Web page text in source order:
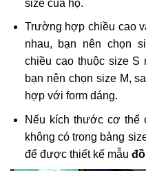
size của họ.
Trường hợp chiều cao
nhau, bạn nên chọn
chiều cao thuộc size S
bạn nên chọn size M,
hợp với form dáng.
Nếu kích thước cơ thể
không có trong bảng
để được thiết kế mẫu